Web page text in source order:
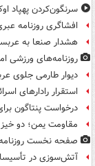
سرنگون‌کردن پهپاد
افشاگری روزنامه
هشدار صنعا به
روزنامه‌های ورزشی امروز
دیوار طارمی جلوی
استقرار رادارهای
درخواست پنتاگون
مقاومت یمن؛ دو
صفحه نخست روزنامه‌های
آتش‌سوزی در